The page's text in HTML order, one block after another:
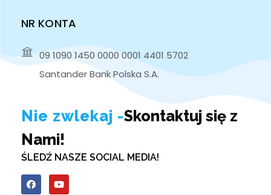
NR KONTA
09 1090 1450 0000 0001 4401 5702
Santander Bank Polska S.A.
Nie zwlekaj -Skontaktuj się z
Nami!
ŚLEDŹ NASZE SOCIAL MEDIA!